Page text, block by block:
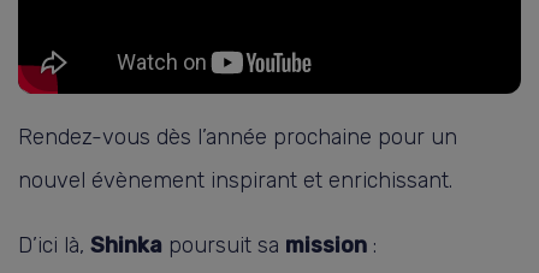
Rendez-vous dès l’année prochaine pour un
nouvel évènement inspirant et enrichissant.
D’ici là, Shinka poursuit sa mission :